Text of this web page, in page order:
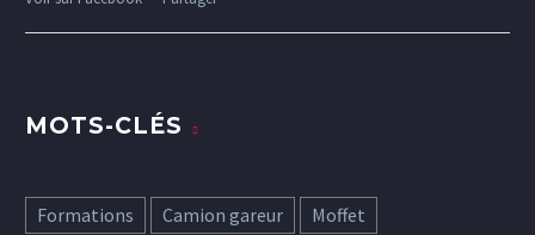
MOTS-CLÉS
Formations Camion gareur
Moffet